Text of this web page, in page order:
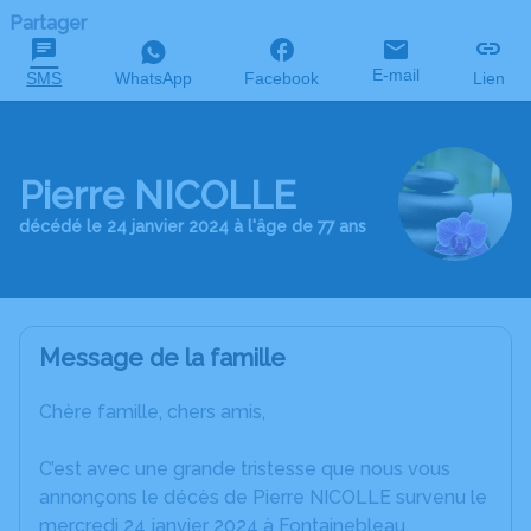
Partager
SMS WhatsApp Facebook E-mail Lien
Pierre NICOLLE
décédé le 24 janvier 2024 à l'âge de 77 ans
Message de la famille
Chère famille, chers amis,
C’est avec une grande tristesse que nous vous
annonçons le décès de Pierre NICOLLE survenu le
mercredi 24 janvier 2024 à Fontainebleau.